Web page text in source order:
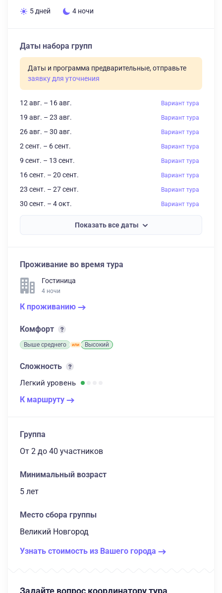
5 дней 4 ночи
Даты набора групп
Даты и программа предварительные, отправьте
заявку для уточнения
12 авг. – 16 авг. Вариант тура
19 авг. – 23 авг. Вариант тура
26 авг. – 30 авг. Вариант тура
2 сент. – 6 сент. Вариант тура
9 сент. – 13 сент. Вариант тура
16 сент. – 20 сент. Вариант тура
23 сент. – 27 сент. Вариант тура
30 сент. – 4 окт. Вариант тура
Показать все даты
Проживание во время тура
Гостиница
4 ночи
К проживанию
Комфорт
Выше среднего Высокий
Сложность
Легкий уровень
К маршруту
Группа
От 2 до 40 участников
Минимальный возраст
5 лет
Место сбора группы
Великий Новгород
Узнать стоимость из Вашего города
Задайте вопрос координатору тура